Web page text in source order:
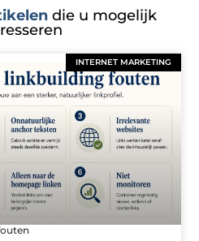
die u mogelijk
INTERNET MARKETING